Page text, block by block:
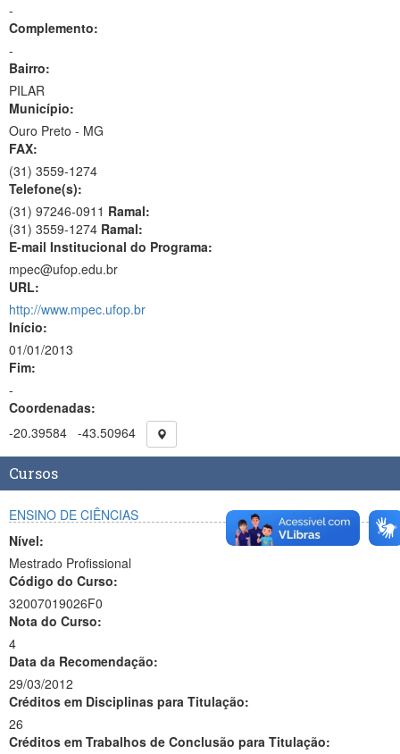
-
Complemento:
-
Bairro:
PILAR
Município:
Ouro Preto - MG
FAX:
(31) 3559-1274
Telefone(s):
(31) 97246-0911 Ramal:
(31) 3559-1274 Ramal:
E-mail Institucional do Programa:
mpec@ufop.edu.br
URL:
http://www.mpec.ufop.br
Início:
01/01/2013
Fim:
-
Coordenadas:
-20.39584 -43.50964
Cursos
ENSINO DE CIÊNCIAS
Nível:
Mestrado Profissional
Código do Curso:
32007019026F0
Nota do Curso:
4
Data da Recomendação:
29/03/2012
Créditos em Disciplinas para Titulação:
26
Créditos em Trabalhos de Conclusão para Titulação: